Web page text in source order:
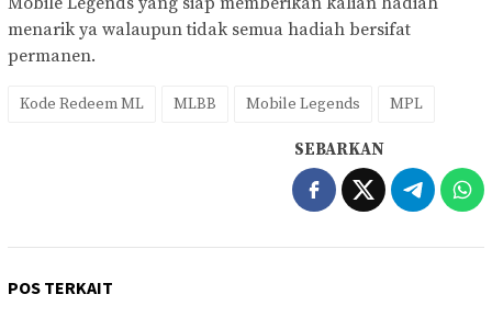
menarik ya walaupun tidak semua hadiah bersifat
permanen.
Kode Redeem ML MLBB Mobile Legends MPL
SEBARKAN
POS TERKAIT